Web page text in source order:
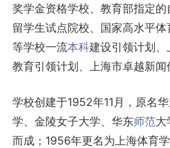
奖学金资格学校、教育部指定
留学生试点院校、国家高水平
等学校一流本科建设引领计划
教育引领计划、上海市卓越新闻
学校创建于1952年11月，原名
学、金陵女子大学、华东师范大
而成；1956年更名为上海体育